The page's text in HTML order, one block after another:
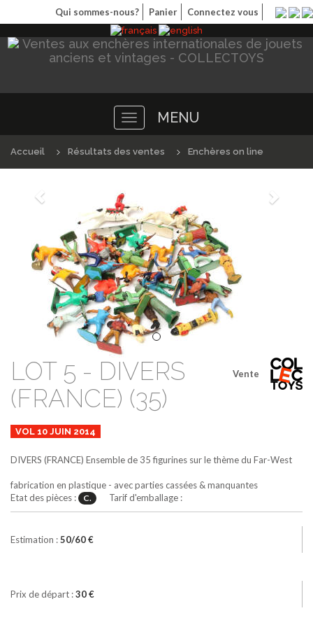
Qui sommes-nous? Panier Connectez vous
Toggle
navigation
MENU
Accueil Résultats des ventes Enchères on line
Précédént
Vente
LOT 5 - DIVERS
(FRANCE) (35)
VOL 10 JUIN 2014
DIVERS (FRANCE) Ensemble de 35 figurines sur le thème du Far-West
fabrication en plastique - avec parties cassées & manquantes
Etat des pièces :
C. Tarif d'emballage :
Estimation :50/60 €
Prix de départ :30 €